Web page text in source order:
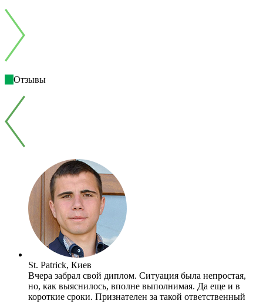
Отзывы
St. Patrick, Киев
Вчера забрал свой диплом. Ситуация была непростая,
но, как выяснилось, вполне выполнимая. Да еще и в
короткие сроки. Признателен за такой ответственный